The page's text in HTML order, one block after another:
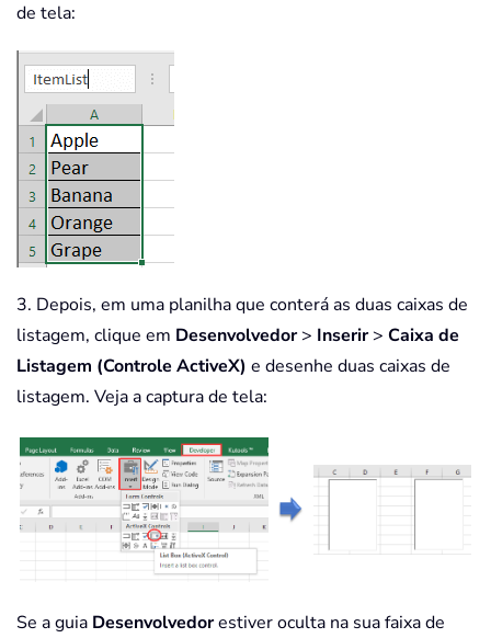
de tela:
3. Depois, em uma planilha que conterá as duas caixas de
listagem, clique em Desenvolvedor> Inserir> Caixa de
Listagem (Controle ActiveX) e desenhe duas caixas de
listagem. Veja a captura de tela:
Se a guia Desenvolvedorestiver oculta na sua faixa de